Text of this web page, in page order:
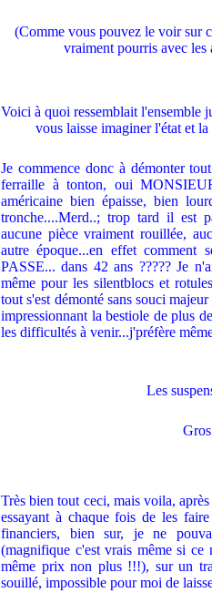
(Comme vous pouvez le voir sur
vraiment pourris avec les
Voici à quoi ressemblait l'ensemble
vous laisse imaginer l'état et
Je commence donc à démonter
ferraille à tonton, oui
américaine bien épaisse, bien
tronche....Merd..; trop tard il est
aucune pièce vraiment rouillée,
autre époque...en effet comment
PASSE... dans 42 ans ????? Je
même pour les silentblocs et
tout s'est démonté sans souci
impressionnant la bestiole de plus
les difficultés à venir...j'préfère
Les
Très bien tout ceci, mais voila,
essayant à chaque fois de les
financiers, bien sur, je ne
(magnifique c'est vrais même si
même prix non plus !!!), sur un
souillé, impossible pour moi de